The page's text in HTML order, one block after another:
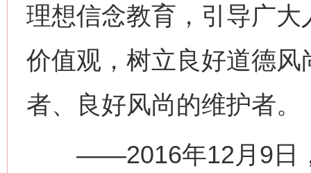
理想信念教育，引导广
价值观，树立良好道德
者、良好风尚的维护者。
——2016年12月9日，